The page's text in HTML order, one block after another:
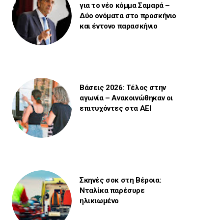
για το νέο κόμμα Σαμαρά –
Δύο ονόματα στο προσκήνιο
και έντονο παρασκήνιο
Βάσεις 2026: Τέλος στην
αγωνία – Ανακοινώθηκαν οι
επιτυχόντες στα ΑΕΙ
Σκηνές σοκ στη Βέροια:
Νταλίκα παρέσυρε
ηλικιωμένο